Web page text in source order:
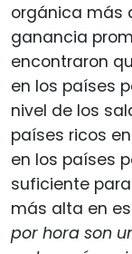
orgánica más
ganancia
encontraron
en los países
nivel de los
países ricos
en los países
suficiente
más alta en
por hora son